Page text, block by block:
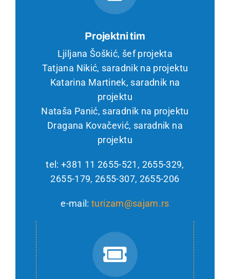
Projektni tim
Ljiljana Šoškić, šef projekta
Tatjana Nikić, saradnik na projektu
Katarina Martinek, saradnik na
projektu
Nataša Panić, saradnik na projektu
Dragana Kovačević, saradnik na
projektu
tel: +381 11 2655-521, 2655-329,
2655-179, 2655-307, 2655-206
e-mail:turizam@sajam.rs